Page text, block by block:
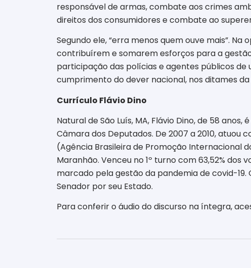
responsável de armas, combate aos crimes
direitos dos consumidores e combate ao
Segundo ele, “erra menos quem ouve mais”.
contribuírem e somarem esforços para a
participação das polícias e agentes públicos de
cumprimento do dever nacional, nos ditames da
Currículo Flávio Dino
Natural de São Luís, MA, Flávio Dino, de 58
Câmara dos Deputados. De 2007 a 2010, atuou
(Agência Brasileira de Promoção Internacional
Maranhão. Venceu no 1º turno com 63,52% dos
marcado pela gestão da pandemia de covid-
Senador por seu Estado.
Para conferir o áudio do discurso na íntegra,